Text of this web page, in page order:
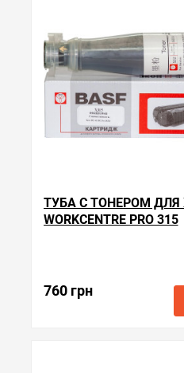
ТУБА С ТОНЕРОМ ДЛЯ
WORKCENTRE PRO 315
760 грнКод товара:
kt-